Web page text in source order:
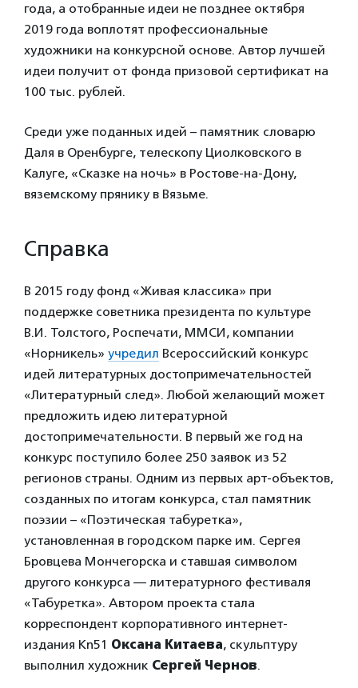
года, а отобранные идеи не позднее октября
2019 года воплотят профессиональные
художники на конкурсной основе. Автор лучшей
идеи получит от фонда призовой сертификат на
100 тыс. рублей.
Среди уже поданных идей – памятник словарю
Даля в Оренбурге, телескопу Циолковского в
Калуге, «Сказке на ночь» в Ростове-на-Дону,
вяземскому прянику в Вязьме.
Справка
В 2015 году фонд «Живая классика» при
поддержке советника президента по культуре
В.И. Толстого, Роспечати, ММСИ, компании
«Норникель» учредил Всероссийский конкурс
идей литературных достопримечательностей
«Литературный след». Любой желающий может
предложить идею литературной
достопримечательности. В первый же год на
конкурс поступило более 250 заявок из 52
регионов страны. Одним из первых арт-объектов,
созданных по итогам конкурса, стал памятник
поэзии – «Поэтическая табуретка»,
установленная в городском парке им. Сергея
Бровцева Мончегорска и ставшая символом
другого конкурса — литературного фестиваля
«Табуретка». Автором проекта стала
корреспондент корпоративного интернет-
издания Kn51 Оксана Китаева, скульптуру
выполнил художник Сергей Чернов.